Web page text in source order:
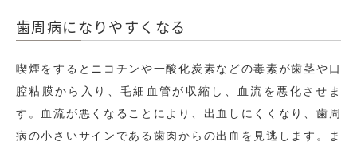
歯周病になりやすくなる
喫煙をするとニコチンや一酸化炭素などの毒素が歯茎や口
腔粘膜から入り、毛細血管が収縮し、血流を悪化させま
す。血流が悪くなることにより、出血しにくくなり、歯周
病の小さいサインである歯肉からの出血を見逃します。ま